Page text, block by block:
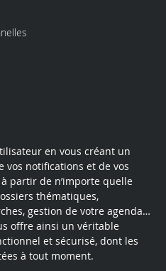
en vous créant un
vos notifications et de vos
partir de n’importe quelle
thématiques,
gestion de votre agenda…
offre ainsi un véritable
et sécurisé, dont les
à tout moment.